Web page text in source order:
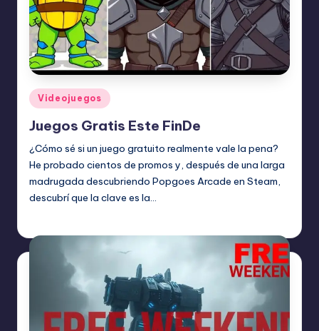
Publicado
en
Videojuegos
Juegos Gratis Este FinDe
¿Cómo sé si un juego gratuito realmente vale la pena?
He probado cientos de promos y, después de una larga
madrugada descubriendo Popgoes Arcade en Steam,
descubrí que la clave es la…